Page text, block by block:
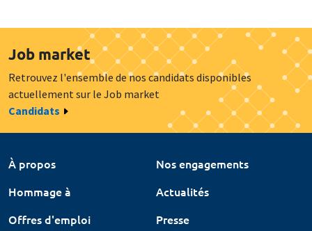
Job market
Retrouvez l'ensemble de nos candidats disponibles
actuellement sur le Job market
Candidats
À propos
Nos engagements
Hommage à
Actualités
Offres d'emploi
Presse